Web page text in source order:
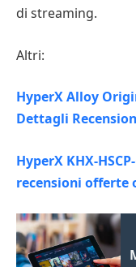
di streaming.
Altri:
HyperX Alloy
Dettagli
HyperX KHX-
recensioni offerte